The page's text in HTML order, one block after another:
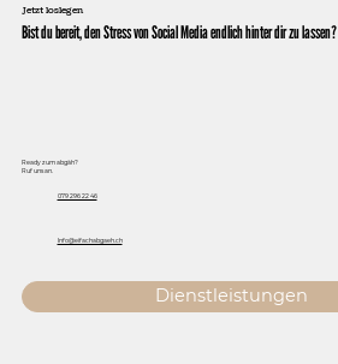
Jetzt loslegen
Bist du bereit, den Stress von Social Media endlich hinter dir zu lassen?
Ready zum abgäh?
Ruf uns an.
079 296 22 46
Info@eifachabgaeh.ch
Dienstleistungen